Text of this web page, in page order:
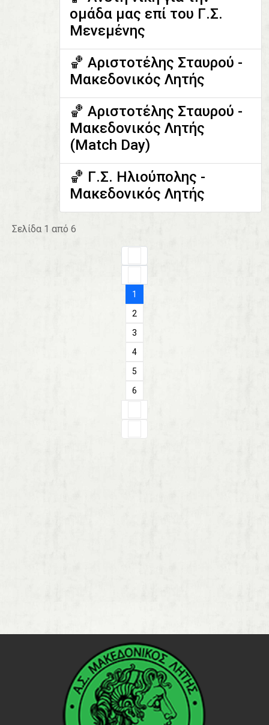
ομάδα μας επί του Γ.Σ.
Μενεμένης
🏀 Αριστοτέλης Σταυρού -
Μακεδονικός Λητής
🏀 Αριστοτέλης Σταυρού -
Μακεδονικός Λητής
(Match Day)
🏀 Γ.Σ. Ηλιούπολης -
Μακεδονικός Λητής
Σελίδα 1 από 6
1
2
3
4
5
6